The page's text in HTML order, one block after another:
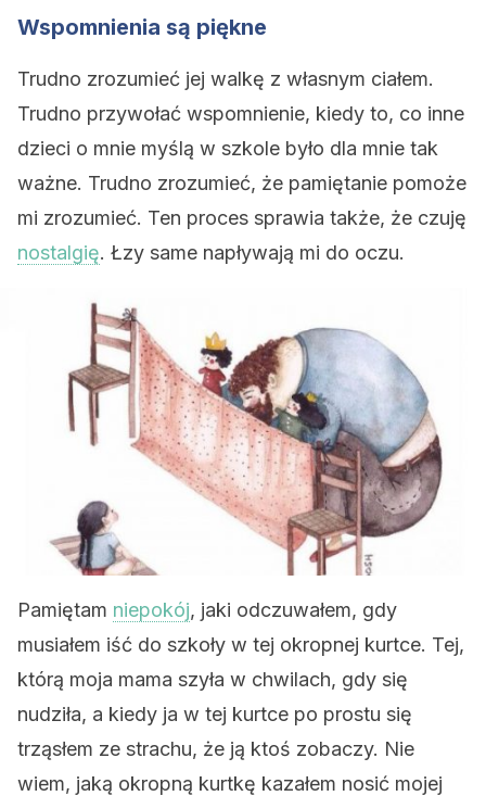
Wspomnienia są piękne
Trudno zrozumieć jej walkę z własnym ciałem.
Trudno przywołać wspomnienie, kiedy to, co inne
dzieci o mnie myślą w szkole było dla mnie tak
ważne. Trudno zrozumieć, że pamiętanie pomoże
mi zrozumieć. Ten proces sprawia także, że czuję
nostalgię. Łzy same napływają mi do oczu.
Pamiętam niepokój, jaki odczuwałem, gdy
musiałem iść do szkoły w tej okropnej kurtce. Tej,
którą moja mama szyła w chwilach, gdy się
nudziła, a kiedy ja w tej kurtce po prostu się
trząsłem ze strachu, że ją ktoś zobaczy. Nie
wiem, jaką okropną kurtkę kazałem nosić mojej